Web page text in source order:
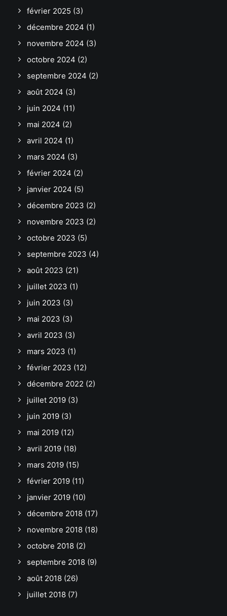
février 2025 (3)
décembre 2024 (1)
novembre 2024 (3)
octobre 2024 (2)
septembre 2024 (2)
août 2024 (3)
juin 2024 (11)
mai 2024 (2)
avril 2024 (1)
mars 2024 (3)
février 2024 (2)
janvier 2024 (5)
décembre 2023 (2)
novembre 2023 (2)
octobre 2023 (5)
septembre 2023 (4)
août 2023 (21)
juillet 2023 (1)
juin 2023 (3)
mai 2023 (3)
avril 2023 (3)
mars 2023 (1)
février 2023 (12)
décembre 2022 (2)
juillet 2019 (3)
juin 2019 (3)
mai 2019 (12)
avril 2019 (18)
mars 2019 (15)
février 2019 (11)
janvier 2019 (10)
décembre 2018 (17)
novembre 2018 (18)
octobre 2018 (2)
septembre 2018 (9)
août 2018 (26)
juillet 2018 (7)